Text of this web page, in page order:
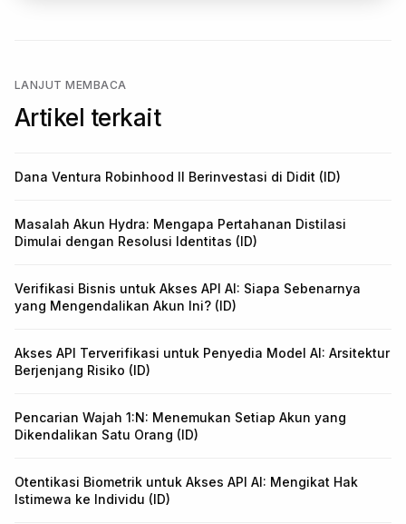
LANJUT MEMBACA
Artikel terkait
Dana Ventura Robinhood II Berinvestasi di Didit (ID)
Masalah Akun Hydra: Mengapa Pertahanan Distilasi
Dimulai dengan Resolusi Identitas (ID)
Verifikasi Bisnis untuk Akses API AI: Siapa Sebenarnya
yang Mengendalikan Akun Ini? (ID)
Akses API Terverifikasi untuk Penyedia Model AI: Arsitektur
Berjenjang Risiko (ID)
Pencarian Wajah 1:N: Menemukan Setiap Akun yang
Dikendalikan Satu Orang (ID)
Otentikasi Biometrik untuk Akses API AI: Mengikat Hak
Istimewa ke Individu (ID)